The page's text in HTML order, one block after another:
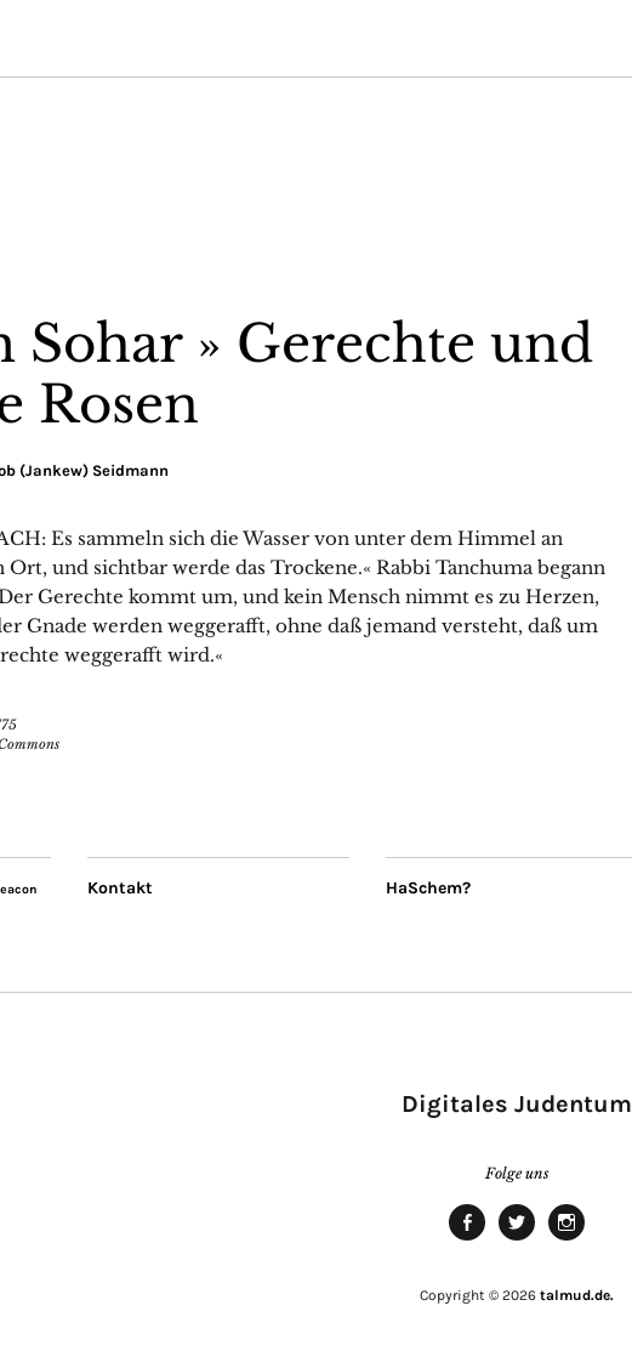
Sohar » Gerechte und
Rosen
(Jankew) Seidmann
Es sammeln sich die Wasser von unter dem Himmel an
Ort, und sichtbar werde das Trockene.« Rabbi Tanchuma begann
Gerechte kommt um, und kein Mensch nimmt es zu Herzen,
Gnade werden weggerafft, ohne daß jemand versteht, daß um
weggerafft wird.«
Kontakt HaSchem?
Digitales Judentum
Folge uns
Copyright © 2026 talmud.de.